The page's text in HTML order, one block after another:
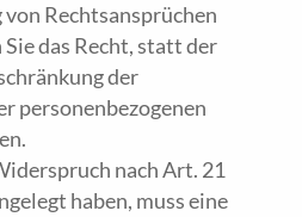
Rechtsansprüchen
das Recht, statt der
der
personenbezogenen
nach Art. 21
haben, muss eine